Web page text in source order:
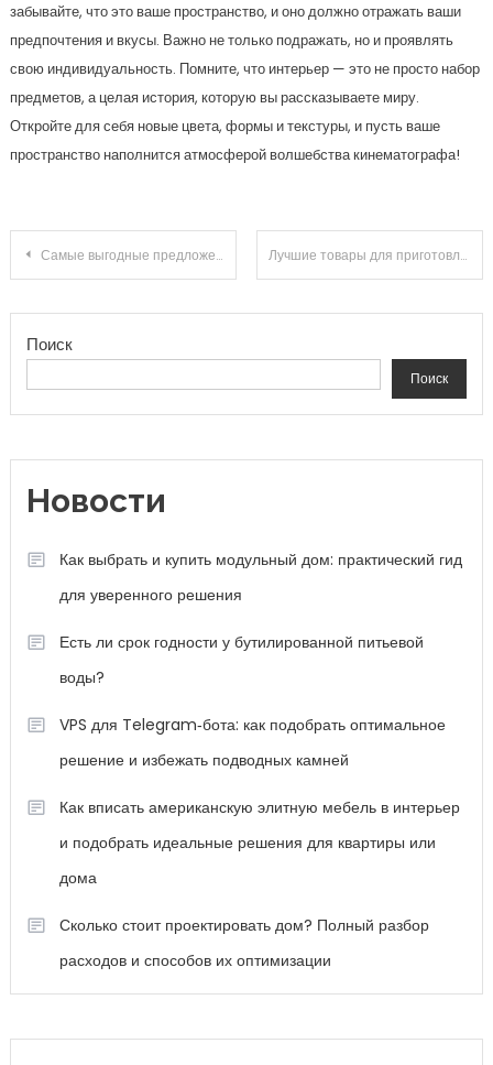
забывайте, что это ваше пространство, и оно должно отражать ваши
предпочтения и вкусы. Важно не только подражать, но и проявлять
свою индивидуальность. Помните, что интерьер — это не просто набор
предметов, а целая история, которую вы рассказываете миру.
Откройте для себя новые цвета, формы и текстуры, и пусть ваше
пространство наполнится атмосферой волшебства кинематографа!
Навигация по записям
Самые выгодные предложения и акции на Ps Store в ноябре 2021 Лучшие товары для приготовления кофе
Поиск
Поиск
Новости
Как выбрать и купить модульный дом: практический гид
для уверенного решения
Есть ли срок годности у бутилированной питьевой
воды?
VPS для Telegram‑бота: как подобрать оптимальное
решение и избежать подводных камней
Как вписать американскую элитную мебель в интерьер
и подобрать идеальные решения для квартиры или
дома
Сколько стоит проектировать дом? Полный разбор
расходов и способов их оптимизации